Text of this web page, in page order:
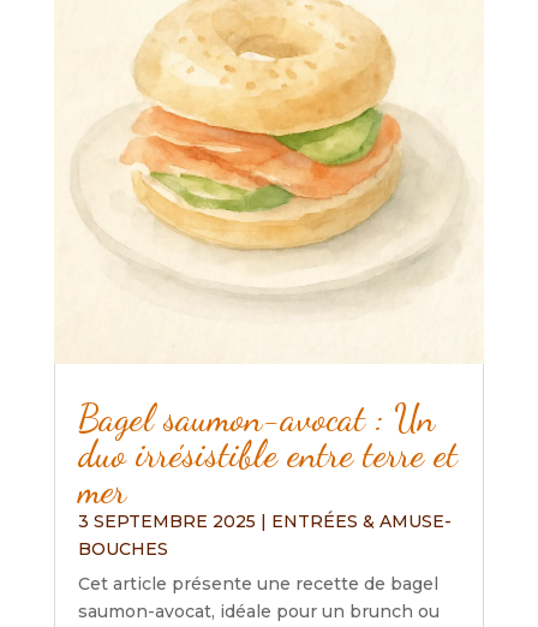
Bagel saumon-avocat : Un
duo irrésistible entre terre et
mer
3 SEPTEMBRE 2025
ENTRÉES & AMUSE-
BOUCHES
Cet article présente une recette de bagel
saumon-avocat, idéale pour un brunch ou